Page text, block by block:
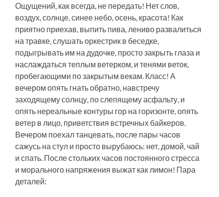
Ощущений, как всегда, не передать! Нет слов,
воздух, солнце, синее небо, осень, красота! Как
приятно приехав, выпить пива, лениво развалиться
на травке, слушать оркестрик в беседке,
подыгрывать им на дудочке, просто закрыть глаза и
наслаждаться теплым ветерком, и тенями веток,
пробегающими по закрытым векам. Класс! А
вечером опять гнать обратно, навстречу
заходящему солнцу, по слепящему асфальту, и
опять нереальные контуры гор на горизонте, опять
ветер в лицо, приветствия встречных байкеров.
Вечером поехал танцевать, после пары часов
сажусь на стул и просто вырубаюсь: нет, домой, чай
и спать. После стольких часов постоянного стресса
и морального напряжения выжат как лимон! Пара
деталей: